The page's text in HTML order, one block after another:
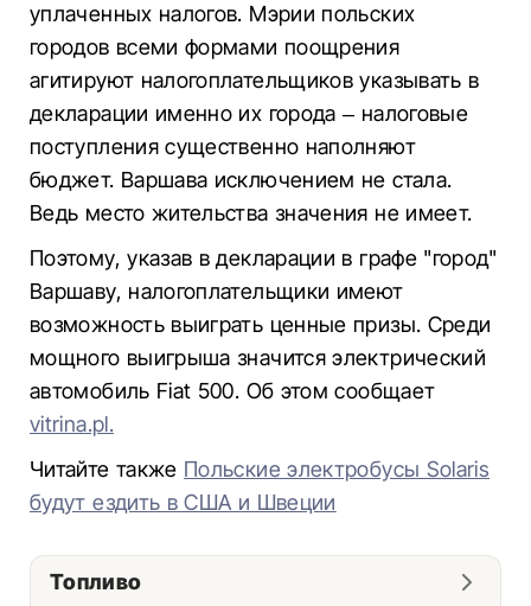
уплаченных налогов. Мэрии польских
городов всеми формами поощрения
агитируют налогоплательщиков указывать в
декларации именно их города – налоговые
поступления существенно наполняют
бюджет. Варшава исключением не стала.
Ведь место жительства значения не имеет.
Поэтому, указав в декларации в графе "город"
Варшаву, налогоплательщики имеют
возможность выиграть ценные призы. Среди
мощного выигрыша значится электрический
автомобиль Fiat 500. Об этом сообщает
vitrina.pl.
Читайте также Польские электробусы Solaris
будут ездить в США и Швеции
Топливо